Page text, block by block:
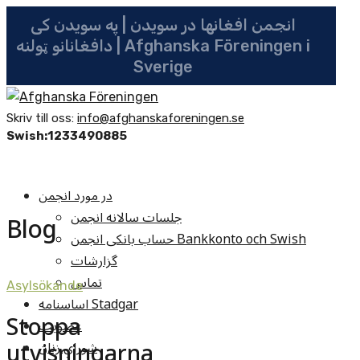
انجمن افغانها در سویدن | په سویدن کی
دافغانانو ټولنه | Afghanska Föreningen i
Sverige
Skriv till oss: info@afghanskaforeningen.se
Swish:1233490885
در مورد انجمن
جلسات سالانه انجمن
حساب بانکی انجمن Bankkonto och Swish
گزارشات
تماس
اساسنامه Stadgar
عضویت
شوراي زنان
Blog
Asylsökande
Stoppa